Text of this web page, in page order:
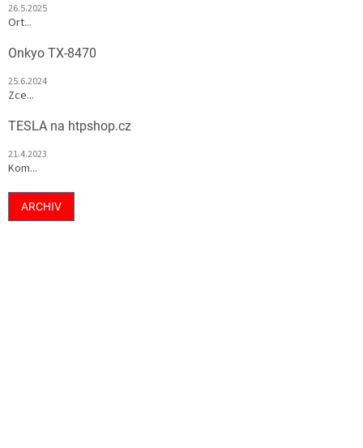
26.5.2025
Ort...
Onkyo TX-8470
25.6.2024
Zce...
TESLA na htpshop.cz
21.4.2023
Kom...
ARCHIV